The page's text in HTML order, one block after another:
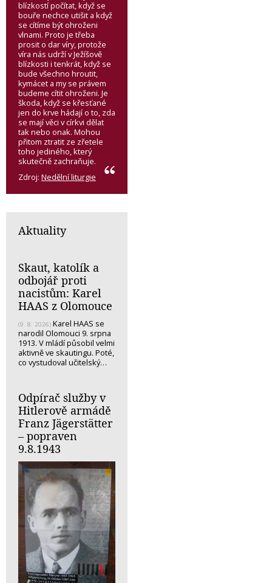
blízkostí počítat, když se
bouře nechce utišit a když
se cítíme být ohroženi
vlnami. Proto je třeba
prosit o dar víry, protože
víra nás udrží v Ježíšově
blízkosti i tenkrát, když se
bude všechno hroutit,
kymácet a my se právem
budeme cítit ohroženi. Je
škoda, když se křesťané
jen do krve hádají o to, zda
se mají věci v církvi dělat
tak nebo onak. Mohou
přitom ztratit ze zřetele
toho jediného, který
skutečně zachraňuje.
Zdroj: Nedělní liturgie
Aktuality
Skaut, katolík a
odbojář proti
nacistům: Karel
HAAS z Olomouce
(9. 8. 2026) Karel HAAS se
narodil Olomouci 9. srpna
1913. V mládí působil velmi
aktivně ve skautingu. Poté,
co vystudoval učitelský…
Odpírač služby v
Hitlerově armádě
Franz Jägerstätter
– popraven
9.8.1943